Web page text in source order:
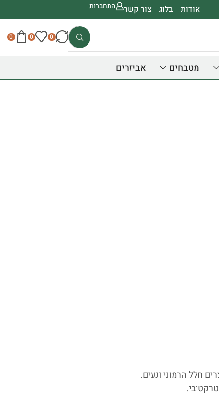
אודות בלוג צור קשר התחברות
0
0
0
מטבחים אביזרים